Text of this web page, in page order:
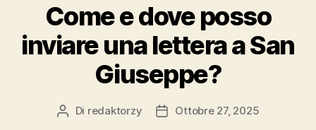
Come e dove posso
inviare una lettera a San
Giuseppe?
Autore
Di redaktorzy
DataOttobre 27, 2025